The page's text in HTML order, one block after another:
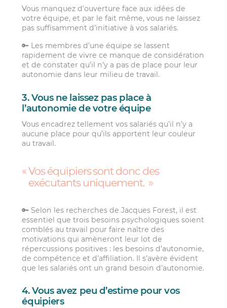
Vous manquez d’ouverture face aux idées de
votre équipe, et par le fait même, vous ne laissez
pas suffisamment d’initiative à vos salariés.
🔑 Les membres d’une équipe se lassent
rapidement de vivre ce manque de considération
et de constater qu’il n’y a pas de place pour leur
autonomie dans leur milieu de travail.
3. Vous ne laissez pas place à
l’autonomie de votre équipe
Vous encadrez tellement vos salariés qu’il n’y a
aucune place pour qu’ils apportent leur couleur
au travail.
Vos équipiers sont donc des
exécutants uniquement.
🔑 Selon les recherches de Jacques Forest, il est
essentiel que trois besoins psychologiques soient
comblés au travail pour faire naître des
motivations qui amèneront leur lot de
répercussions positives : les besoins d’autonomie,
de compétence et d’affiliation. Il s’avère évident
que les salariés ont un grand besoin d’autonomie.
4. Vous avez peu d’estime pour vos
équipiers